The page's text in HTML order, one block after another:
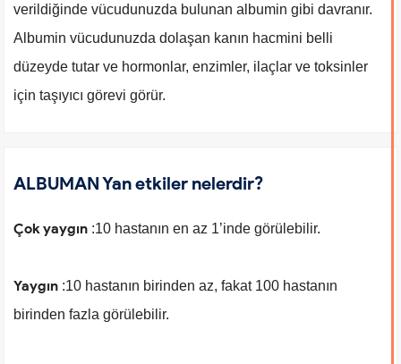
verildiğinde vücudunuzda bulunan albumin gibi davranır.
Albumin vücudunuzda dolaşan kanın hacmini belli
düzeyde tutar ve hormonlar, enzimler, ilaçlar ve toksinler
için taşıyıcı görevi görür.
ALBUMAN Yan etkiler nelerdir?
Çok yaygın :10 hastanın en az 1’inde görülebilir.
Yaygın :10 hastanın birinden az, fakat 100 hastanın
birinden fazla görülebilir.